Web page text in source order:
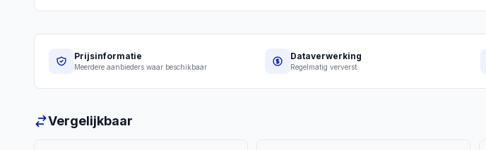
Prijsinformatie
Meerdere aanbieders waar beschikbaar
Dataverwerking
Regelmatig ververst
Vergelijkbaar